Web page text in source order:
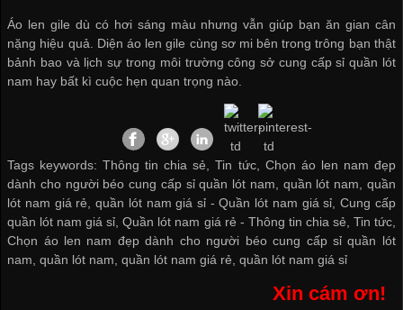
Áo len gile dù có hơi sáng màu nhưng vẫn giúp bạn ăn gian cân
nặng hiệu quả. Diện áo len gile cùng sơ mi bên trong trông bạn thật
bảnh bao và lịch sự trong môi trường công sở cung cấp sỉ quần lót
nam hay bất kì cuộc hẹn quan trọng nào.
Tags keywords: Thông tin chia sẻ, Tin tức, Chọn áo len nam đẹp
dành cho người béo cung cấp sỉ quần lót nam, quần lót nam, quần
lót nam giá rẻ, quần lót nam giá sỉ -Quần lót nam giá sỉ ,Cung cấp
quần lót nam giá sỉ ,Quần lót nam giá rẻ - Thông tin chia sẻ Tin tức,
Chọn áo len nam đẹp dành cho người béo cung cấp sỉ quần lót
nam ,quần lót nam ,quần lót nam giá rẻ ,quần lót nam giá sỉ
Xin cám ơn!